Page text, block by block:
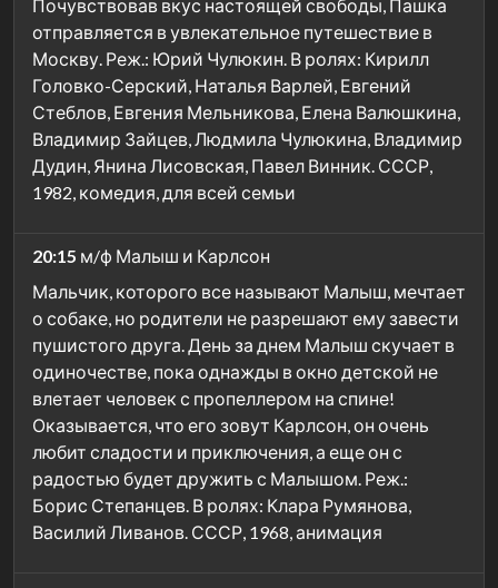
Почувствовав вкус настоящей свободы, Пашка
отправляется в увлекательное путешествие в
Москву. Реж.: Юрий Чулюкин. В ролях: Кирилл
Головко-Серский, Наталья Варлей, Евгений
Стеблов, Евгения Мельникова, Елена Валюшкина,
Владимир Зайцев, Людмила Чулюкина, Владимир
Дудин, Янина Лисовская, Павел Винник. СССР,
1982, комедия, для всей семьи
20:15 м/ф Малыш и Карлсон
Мальчик, которого все называют Малыш, мечтает
о собаке, но родители не разрешают ему завести
пушистого друга. День за днем Малыш скучает в
одиночестве, пока однажды в окно детской не
влетает человек с пропеллером на спине!
Оказывается, что его зовут Карлсон, он очень
любит сладости и приключения, а еще он с
радостью будет дружить с Малышом. Реж.:
Борис Степанцев. В ролях: Клара Румянова,
Василий Ливанов. СССР, 1968, анимация